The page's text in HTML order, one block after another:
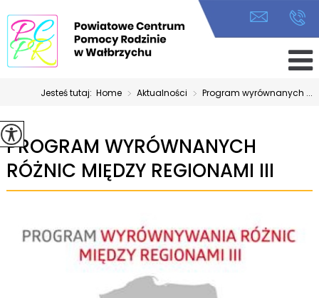
Jesteś tutaj:Home > Aktualności > Program wyrównanych ...
PROGRAM WYRÓWNANYCH
RÓŻNIC MIĘDZY REGIONAMI III